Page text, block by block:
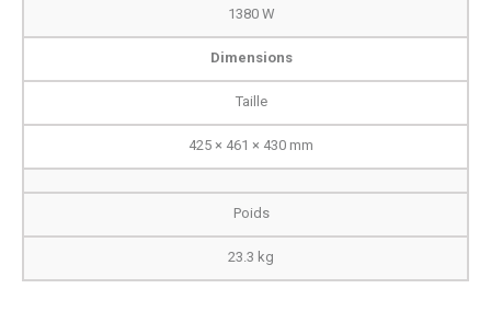
1380 W
Dimensions
Taille
425 × 461 × 430 mm
Poids
23.3 kg